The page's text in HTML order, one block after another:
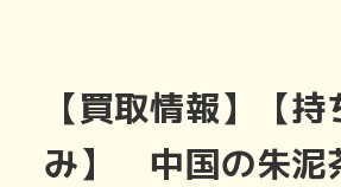
【買取情報】【持
み】 中国の朱